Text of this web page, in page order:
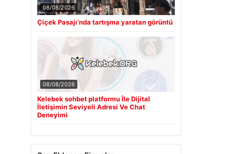
08/08/2026
Çiçek Pasajı’nda tartışma yaratan görüntü
08/08/2026
Kelebek sohbet platformu İle Dijital
İletişimin Seviyeli Adresi Ve Chat
Deneyimi